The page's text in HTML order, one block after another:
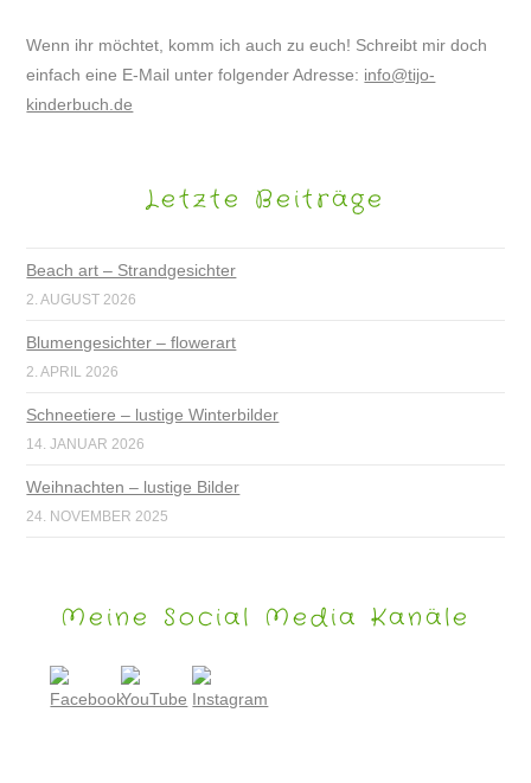
Wenn ihr möchtet, komm ich auch zu euch! Schreibt mir doch
einfach eine E-Mail unter folgender Adresse: info@tijo-
kinderbuch.de
Letzte Beiträge
Beach art – Strandgesichter
2. AUGUST 2026
Blumengesichter – flowerart
2. APRIL 2026
Schneetiere – lustige Winterbilder
14. JANUAR 2026
Weihnachten – lustige Bilder
24. NOVEMBER 2025
Meine Social Media Kanäle